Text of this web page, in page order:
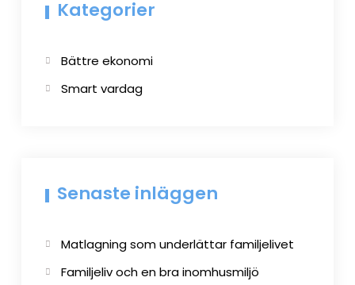
Kategorier
Bättre ekonomi
Smart vardag
Senaste inläggen
Matlagning som underlättar familjelivet
Familjeliv och en bra inomhusmiljö